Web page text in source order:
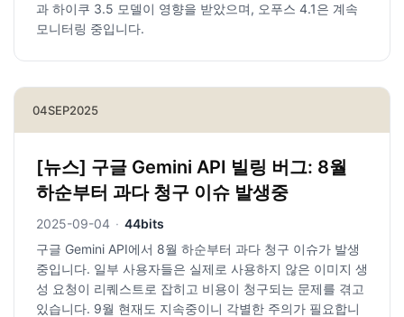
과 하이쿠 3.5 모델이 영향을 받았으며, 오푸스 4.1은 계속
모니터링 중입니다.
04SEP2025
[뉴스] 구글 Gemini API 빌링 버그: 8월
하순부터 과다 청구 이슈 발생중
2025-09-04 · 44bits
구글 Gemini API에서 8월 하순부터 과다 청구 이슈가 발생
중입니다. 일부 사용자들은 실제로 사용하지 않은 이미지 생
성 요청이 리퀘스트로 잡히고 비용이 청구되는 문제를 겪고
있습니다. 9월 현재도 지속중이니 각별한 주의가 필요합니